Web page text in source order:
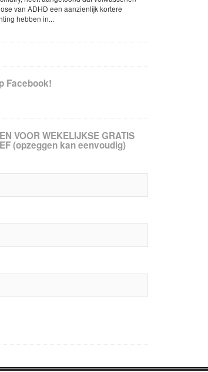
van ADHD een aanzienlijk kortere
hebben in...
Facebook!
VOOR WEKELIJKSE GRATIS
(opzeggen kan eenvoudig)